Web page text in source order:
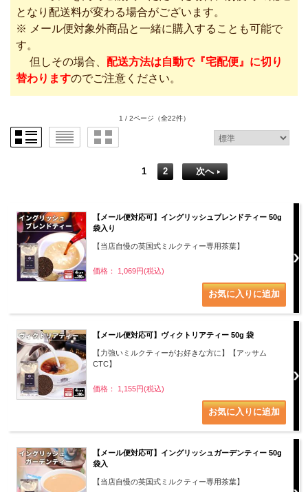
となり配送料が変わる場合がございます。
※ メール便対象外商品と一緒に購入することも可能で
す。
但しその場合、 配送方法は自動で『宅配便』に切り
替わりますのでご注意ください。
1 / 2ページ （全22件）
1 2 次へ
【メール便対応可】イングリッシュブレンドティー 50g
袋入り
【当店自慢の英国式ミルクティー専用茶葉】
価格： 1,069円(税込)
【メール便対応可】ヴィクトリアティー 50g 袋
【力強いミルクティーがお好きな方に】【アッサム
CTC】
価格： 1,155円(税込)
【メール便対応可】イングリッシュガーデンティー 50g
袋入
【当店自慢の英国式ミルクティー専用茶葉】